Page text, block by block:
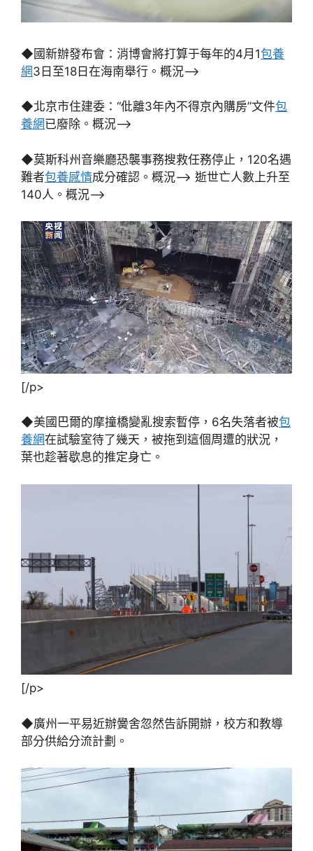
◆國新辦發布會：消博會將打算于每年的4月1包養
網3日至18日在海南舉行。概況–>
◆北京市住建委：“仳離3年內不得京內購房”文件包
養網已廢除。概況–>
◆莫斯科州音樂廳恐襲事務搜救任務停止，120名遇
難者包養感情成分確認。概況–> 逝世亡人數上升至
140人。概況–>
[/p>
◆美國巴爾的摩撞橋變亂搜索暫停，6名失落者被包
養網在試驗室待了幾天，被拖到這個周遭的狀況，
葉也趁著歇息的推定身亡。
[/p>
◆廣州一平易近辦黌舍忽然告訴開辦，校方和教導
部分供給分流計劃。